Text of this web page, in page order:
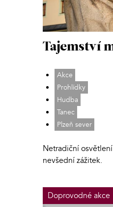
Tajemství
Akce
Prohlídky
Hudba
Tanec
Plzeň sever
Netradiční
nevšední zážitek.
Doprovodné akce